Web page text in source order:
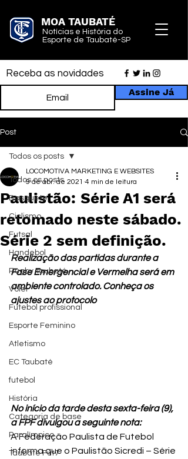
MOA TAUBATÉ
Notícias e História do
Esporte de Taubaté-SP
Receba as novidades
Assine Já
Post
Todos os posts
Basquete
Ciclismo
Futsal
Handebol
Rugby Taubaté
Vôlei
Futebol profissional
Esporte Feminino
Atletismo
EC Taubaté
futebol
História
Categoria de base
Paralímpico
Taubaté Fut7
Todos os posts
Paulistão: Série A1 será
retomado neste sábado.
Série 2 sem definição.
LOCOMOTIVA MARKETING E WEBSITES
9 de abr. de 2021 4 min de leitura
Realização das partidas durante a
Fase Emergencial e Vermelha será em
ambiente controlado. Conheça os
ajustes ao protocolo
No início da tarde desta sexta-feira (9),
a FPF divulgou a seguinte nota:
A Federação Paulista de Futebol
informa que o Paulistão Sicredi – Série